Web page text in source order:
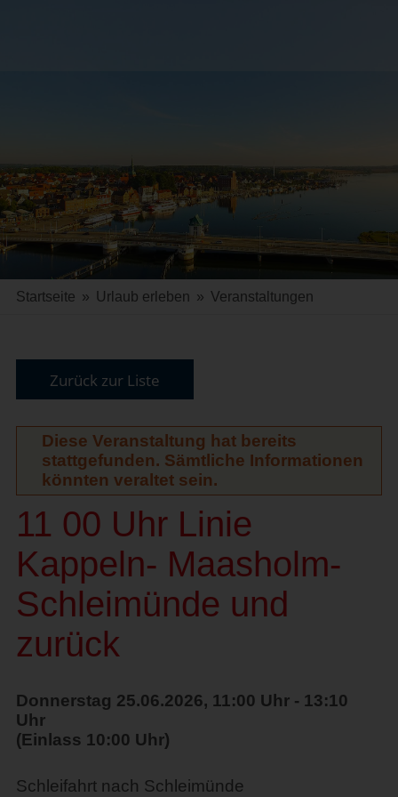
Startseite » Urlaub erleben » Veranstaltungen
Zurück zur Liste
Diese Veranstaltung hat bereits
stattgefunden. Sämtliche Informationen
könnten veraltet sein.
11 00 Uhr Linie
Kappeln- Maasholm-
Schleimünde und
zurück
Donnerstag 25.06.2026, 11:00 Uhr - 13:10
Uhr
(Einlass 10:00 Uhr)
Schleifahrt nach Schleimünde